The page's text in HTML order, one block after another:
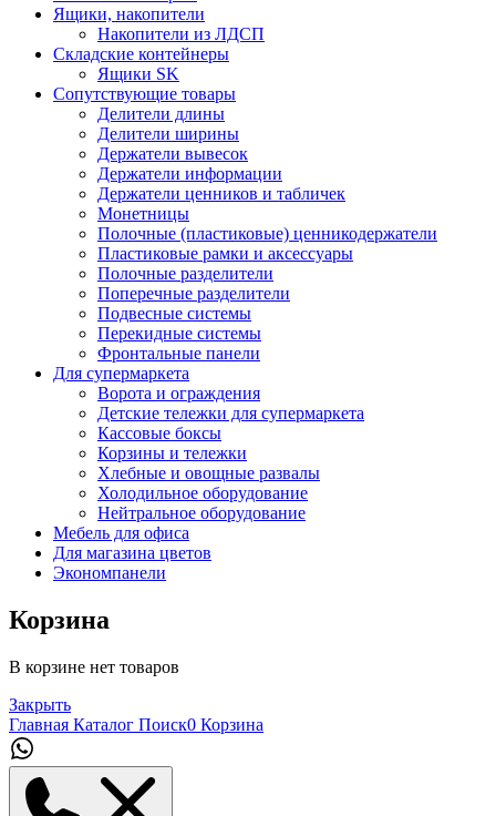
Ящики, накопители
Накопители из ЛДСП
Складские контейнеры
Ящики SK
Сопутствующие товары
Делители длины
Делители ширины
Держатели вывесок
Держатели информации
Держатели ценников и табличек
Монетницы
Полочные (пластиковые) ценникодержатели
Пластиковые рамки и аксессуары
Полочные разделители
Поперечные разделители
Подвесные системы
Перекидные системы
Фронтальные панели
Для супермаркета
Ворота и ограждения
Детские тележки для супермаркета
Кассовые боксы
Корзины и тележки
Хлебные и овощные развалы
Холодильное оборудование
Нейтральное оборудование
Мебель для офиса
Для магазина цветов
Экономпанели
Корзина
В корзине нет товаров
Закрыть
Главная Каталог Поиск0 Корзина